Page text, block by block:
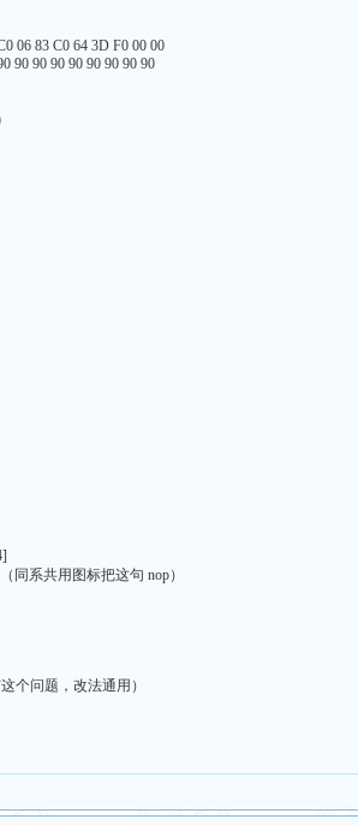
06 83 C0 64 3D F0 00 00
90 90 90 90 90 90 90 90
SS:[EBP-24]
（同系共用图标把这句
个问题，改法通用）